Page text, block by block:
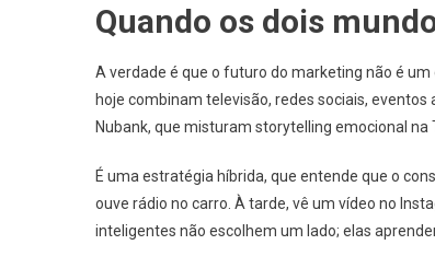
Quando os dois
A verdade é que o futuro do marketing não é
hoje combinam televisão, redes sociais,
Nubank, que misturam storytelling emocional
É uma estratégia híbrida, que entende que o
ouve rádio no carro. À tarde, vê um vídeo no
inteligentes não escolhem um lado; elas